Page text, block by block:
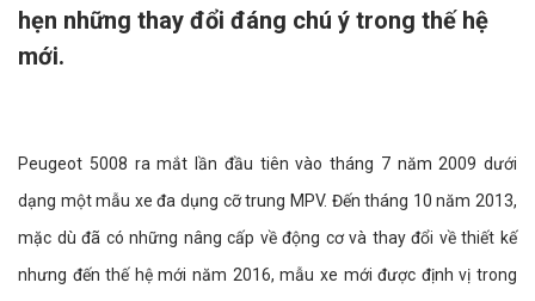
hẹn những thay đổi đáng chú ý trong thế hệ
mới.
Peugeot 5008 ra mắt lần đầu tiên vào tháng 7 năm 2009 dưới
dạng một mẫu xe đa dụng cỡ trung MPV. Đến tháng 10 năm 2013,
mặc dù đã có những nâng cấp về động cơ và thay đổi về thiết kế
nhưng đến thế hệ mới năm 2016, mẫu xe mới được định vị trong